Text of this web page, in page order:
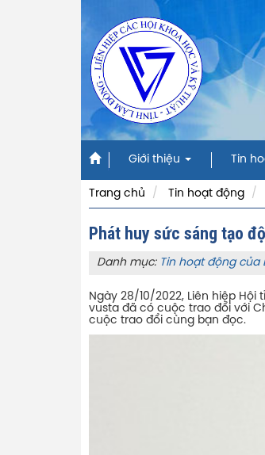
Giới thiệu Tin
Trang chủ Tin hoạt động
Phát huy sức sáng tạo
Danh mục: Tin hoạt động của
Ngày 28/10/2022, Liên hiệp
vusta đã có cuộc trao đổi với
cuộc trao đổi cùng bạn đọc.